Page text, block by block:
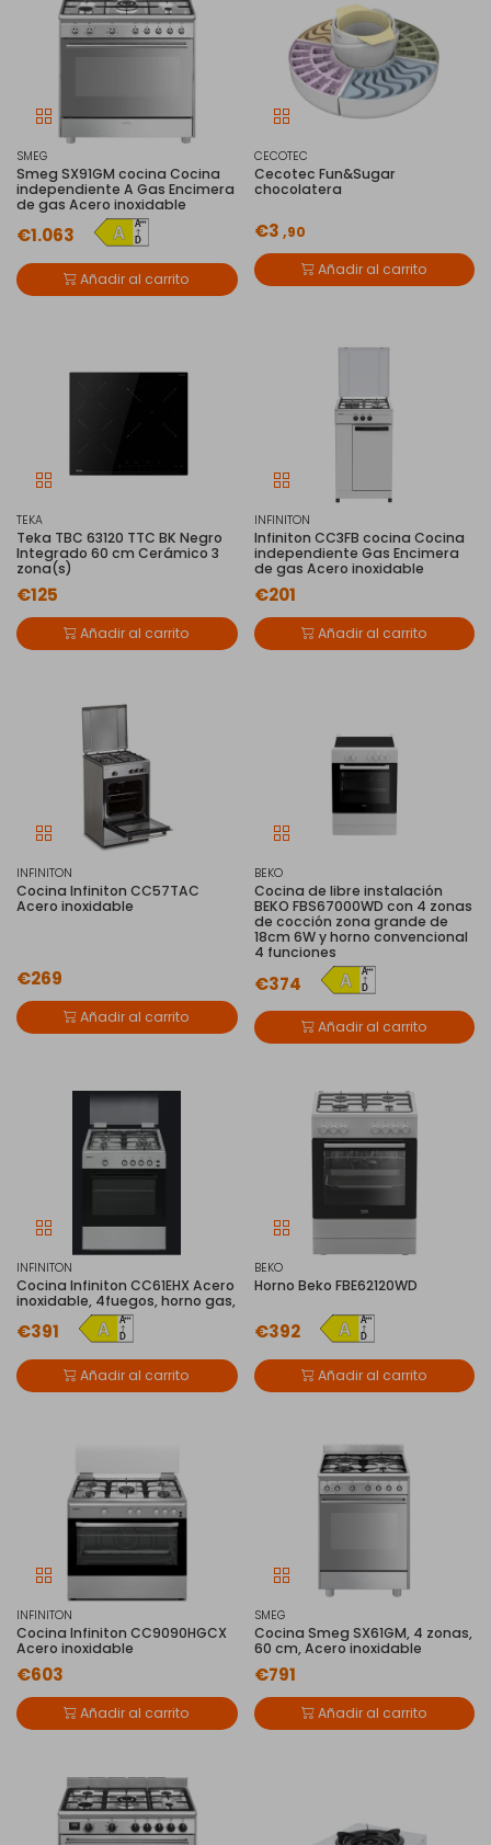
SMEG
Smeg SX91GM cocina Cocina
independiente A Gas Encimera
de gas Acero inoxidable
€1.063
Añadir al carrito
CECOTEC
Cecotec Fun&Sugar
chocolatera
€3 ,90
Añadir al carrito
TEKA
Teka TBC 63120 TTC BK Negro
Integrado 60 cm Cerámico 3
zona(s)
€125
Añadir al carrito
INFINITON
Infiniton CC3FB cocina Cocina
independiente Gas Encimera
de gas Acero inoxidable
€201
Añadir al carrito
INFINITON
Cocina Infiniton CC57TAC
Acero inoxidable
€269
Añadir al carrito
BEKO
Cocina de libre instalación
BEKO FBS67000WD con 4 zonas
de cocción zona grande de
18cm 6W y horno convencional
4 funciones
€374
Añadir al carrito
INFINITON
Cocina Infiniton CC61EHX Acero
inoxidable, 4fuegos, horno gas,
€391
Añadir al carrito
BEKO
Horno Beko FBE62120WD
€392
Añadir al carrito
INFINITON
Cocina Infiniton CC9090HGCX
Acero inoxidable
€603
Añadir al carrito
SMEG
Cocina Smeg SX61GM, 4 zonas,
60 cm, Acero inoxidable
€791
Añadir al carrito